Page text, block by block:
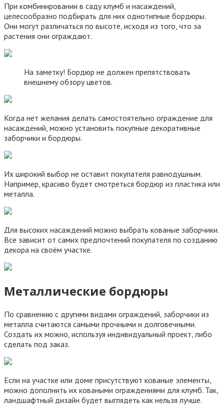
При комбинировании в саду клумб и насаждений,
целесообразно подбирать для них однотипные бордюры.
Они могут различаться по высоте, исходя из того, что за
растения они ограждают.
На заметку! Бордюр не должен препятствовать
внешнему обзору цветов.
Когда нет желания делать самостоятельно ограждение для
насаждений, можно установить покупные декоративные
заборчики и бордюры.
Их широкий выбор не оставит покупателя равнодушным.
Например, красиво будет смотреться бордюр из пластика или
металла.
Для высоких насаждений можно выбрать кованые заборчики.
Все зависит от самих предпочтений покупателя по созданию
декора на своём участке.
Металлические бордюры
По сравнению с другими видами ограждений, заборчики из
металла считаются самыми прочными и долговечными.
Создать их можно, используя индивидуальный проект, либо
сделать под заказ.
Если на участке или доме присутствуют кованые элементы,
можно дополнить их коваными ограждениями для клумб. Так,
ландшафтный дизайн будет выглядеть как нельзя лучше.